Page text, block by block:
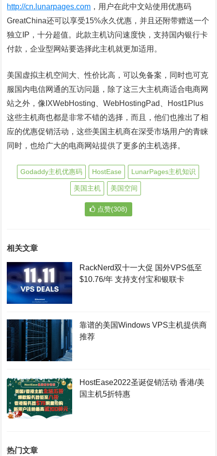
http://cn.lunarpages.com ，用户在此中文站使用优惠码
GreatChina还可以享受15%永久优惠，并且还附带赠送一个
独立IP，十分超值。此款主机访问速度快，支持国内银行卡
付款，企业型网站要选择此主机就更加适用。
美国虚拟主机空间大、性价比高，可以免备案，同时也可克
服国内电信网通的互访问题，除了这三大主机商适合电商网
站之外，像IXWebHosting、WebHostingPad、Host1Plus
这些主机商也都是非常不错的选择，而且，他们也推出了相
应的优惠促销活动，这些美国主机商在深受市场用户的青睐
同时，也给广大的电商网站提供了更多的主机选择。
Godaddy主机优惠码 HostEase LunarPages主机知识
美国主机 美国空间
点赞(308)
相关文章
RackNerd双十一大促 国外VPS低至
$10.76/年 支持支付宝和银联卡
靠谱的美国Windows VPS主机提供商
推荐
HostEase2022圣诞促销活动 香港/美
国主机5折特惠
热门文章